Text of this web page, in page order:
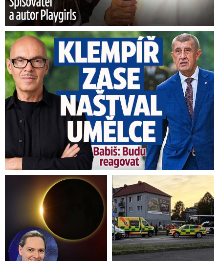
Umělci tepou Klempíře: „Zcela nepřijatelné.“